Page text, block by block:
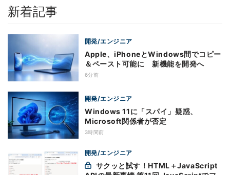
新着記事
開発/エンジニア
Apple、iPhoneとWindows間でコピー
＆ペースト可能に 新機能を開発へ
6分前
開発/エンジニア
Windows 11に「スパイ」疑惑、
Microsoft関係者が否定
3時間前
開発/エンジニア